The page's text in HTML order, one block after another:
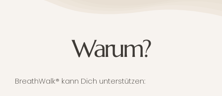
Warum?
BreathWalk® kann Dich unterstützen: